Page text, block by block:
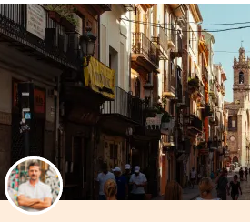
Wähle deinen Lieblingsgastgeber